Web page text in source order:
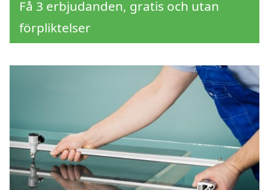
Få 3 erbjudanden, gratis och utan
förpliktelser